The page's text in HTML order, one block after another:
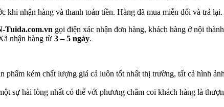
khi nhận hàng và thanh toán tiền. Hàng đã mua miễn đổi và trả lại.
Tuida.com.vn gọi điện xác nhận đơn hàng, khách hàng ở nội
nhận hàng từ 3 – 5 ngày.
phẩm kém chất lượng giá cả luôn tốt nhất thị trường, tất cả hình
sự hài lòng nhất có thể với phương châm coi khách hàng là